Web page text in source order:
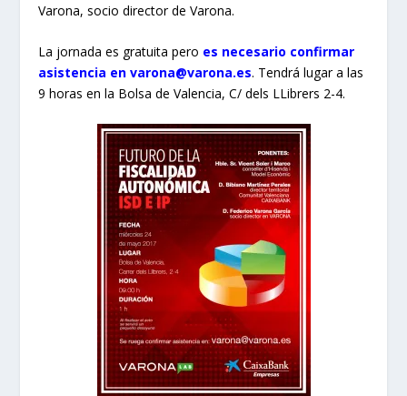
Varona, socio director de Varona.
La jornada es gratuita pero es necesario confirmar
asistencia en varona@varona.es. Tendrá lugar a las
9 horas en la Bolsa de Valencia, C/ dels LLibrers 2-4.